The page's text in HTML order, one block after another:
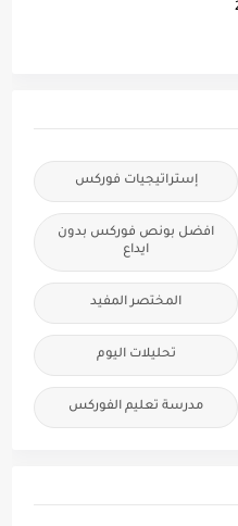
إستراتيجيات فوركس
افضل بونص فوركس بدون
ايداع
المختصر المفيد
تحليلات اليوم
مدرسة تعليم الفوركس